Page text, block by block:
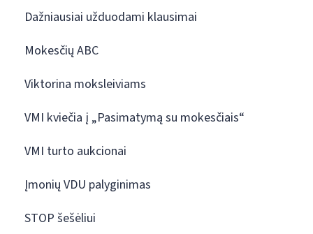
Dažniausiai užduodami klausimai
Mokesčių ABC
Viktorina moksleiviams
VMI kviečia į „Pasimatymą su mokesčiais“
VMI turto aukcionai
Įmonių VDU palyginimas
STOP šešėliui